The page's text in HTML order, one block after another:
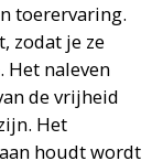
toerervaring.
zodat je ze
Het naleven
de vrijheid
Het
houdt wordt